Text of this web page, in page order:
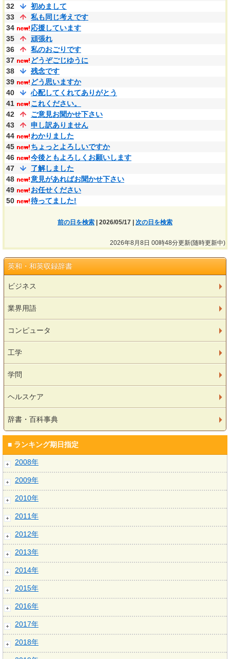
32
初めまして
33
私も同じ考えです
34
応援しています
35
頑張れ
36
私のおごりです
37
どうぞごじゆうに
38
残念です
39
どう思いますか
40
心配してくれてありがとう
41
これください。
42
ご意見お聞かせ下さい
43
申し訳ありません
44
わかりました
45
ちょっとよろしいですか
46
今後ともよろしくお願いします
47
了解しました
48
意見があればお聞かせ下さい
49
お任せください
50
待ってました!
前の日を検索 | 2026/05/17 | 次の日を検索
2026年8月8日 00時48分更新(随時更新中)
英和・和英収録辞書
ビジネス
業界用語
コンピュータ
工学
学問
ヘルスケア
辞書・百科事典
■ ランキング期日指定
2008年
2009年
2010年
2011年
2012年
2013年
2014年
2015年
2016年
2017年
2018年